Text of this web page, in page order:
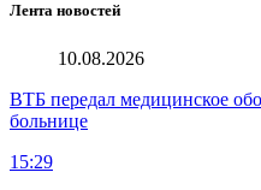
Лента новостей
10.08.2026
ВТБ передал медицинское
больнице
15:29